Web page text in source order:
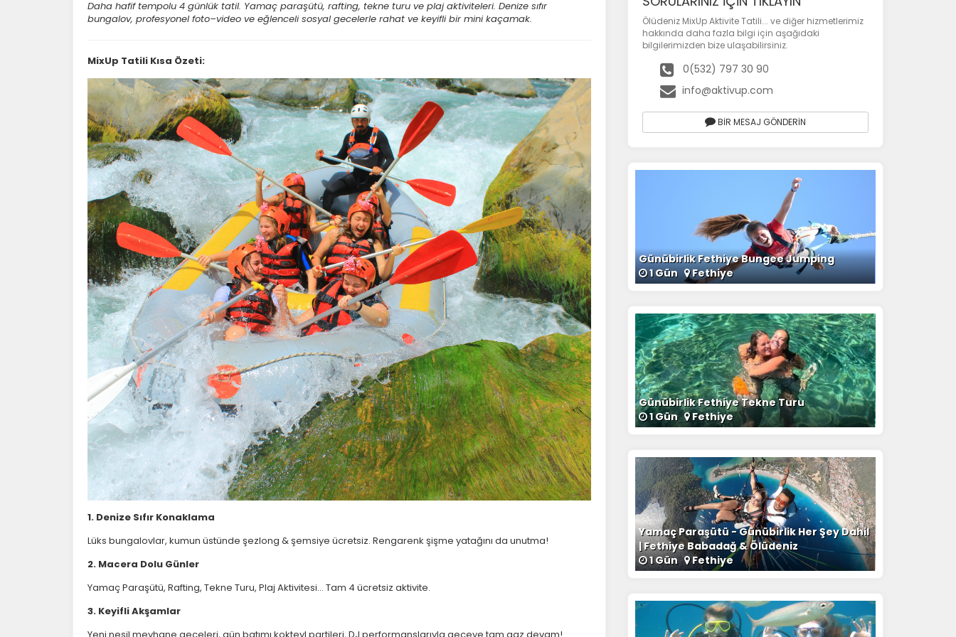
Daha hafif tempolu 4 günlük tatil. Yamaç paraşütü, rafting, tekne turu ve plaj aktiviteleri. Denize sıfır
bungalov, profesyonel foto–video ve eğlenceli sosyal gecelerle rahat ve keyifli bir mini kaçamak.
MixUp Tatili Kısa Özeti:
1. Denize Sıfır Konaklama
Lüks bungalovlar, kumun üstünde şezlong & şemsiye ücretsiz. Rengarenk şişme yatağını da unutma!
2. Macera Dolu Günler
Yamaç Paraşütü, Rafting, Tekne Turu, Plaj Aktivitesi... Tam 4 ücretsiz aktivite.
3. Keyifli Akşamlar
Yeni nesil meyhane geceleri, gün batımı kokteyl partileri, DJ performanslarıyla geceye tam gaz devam!
Ölüdeniz MixUp Aktivite Tatili... ve diğer hizmetlerimiz
hakkında daha fazla bilgi için aşağıdaki
bilgilerimizden bize ulaşabilirsiniz.
0(532) 797 30 90
info@aktivup.com
BİR MESAJ GÖNDERİN
Günübirlik Fethiye Bungee Jumping
1 Gün Fethiye
Günübirlik Fethiye Tekne Turu
1 Gün Fethiye
Yamaç Paraşütü - Günübirlik Her Şey Dahil
| Fethiye Babadağ & Ölüdeniz
1 Gün Fethiye